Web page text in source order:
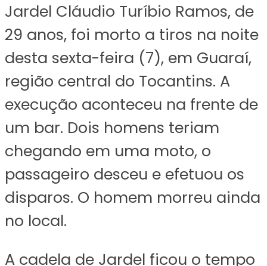
Jardel Cláudio Turíbio Ramos, de
29 anos, foi morto a tiros na noite
desta sexta-feira (7), em Guaraí,
região central do Tocantins. A
execução aconteceu na frente de
um bar. Dois homens teriam
chegando em uma moto, o
passageiro desceu e efetuou os
disparos. O homem morreu ainda
no local.
A cadela de Jardel ficou o tempo